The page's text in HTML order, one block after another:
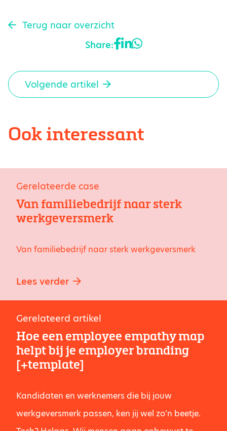
Terug naar overzicht
Volgende artikel
Share:
Ook interessant
Gerelateerde case
Van familiebedrijf naar sterk
werkgeversmerk
Van familiebedrijf naar sterk werkgeversmerk
Lees verder
Gerelateerd artikel
Hoe een employee empathy map
helpt bij je employer branding
[+template]
Kandidaten en werknemers die bij jouw
werkgeversmerk passen, ken jij wel zo’n beetje.